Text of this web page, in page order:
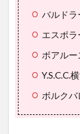
バルド
エスポラ
ボアルー
Y.S.C.C.
ボルクバ